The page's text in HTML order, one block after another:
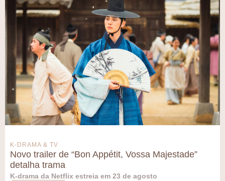
K-DRAMA & TV
Novo trailer de “Bon Appétit, Vossa Majestade”
detalha trama
K-drama da Netflix estreia em 23 de agosto